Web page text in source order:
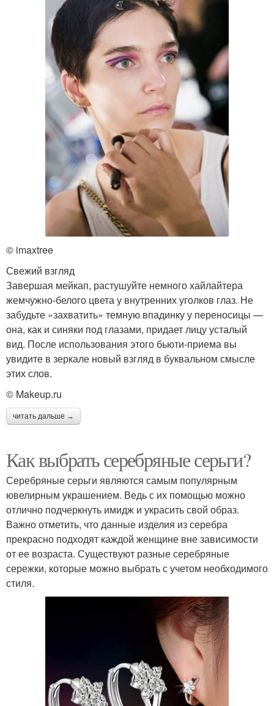
© imaxtree
Свежий взгляд
Завершая мейкап, растушуйте немного хайлайтера
жемчужно-белого цвета у внутренних уголков глаз. Не
забудьте «захватить» темную впадинку у переносицы —
она, как и синяки под глазами, придает лицу усталый
вид. После использования этого бьюти-приема вы
увидите в зеркале новый взгляд в буквальном смысле
этих слов.
© Makeup.ru
читать дальше →
Как выбрать серебряные серьги?
Серебряные серьги являются самым популярным
ювелирным украшением. Ведь с их помощью можно
отлично подчеркнуть имидж и украсить свой образ.
Важно отметить, что данные изделия из серебра
прекрасно подходят каждой женщине вне зависимости
от ее возраста. Существуют разные серебряные
сережки, которые можно выбрать с учетом необходимого
стиля.